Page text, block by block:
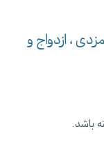
، ازدواج و